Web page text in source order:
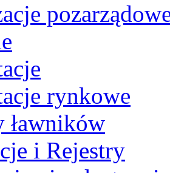
rynkowe
ławników
i Rejestry